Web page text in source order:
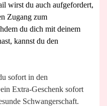
wirst du auch aufgefordert,
Zugang zum
du dich mit deinem
kannst du den
sofort in den
Extra-Geschenk sofort
Schwangerschaft.